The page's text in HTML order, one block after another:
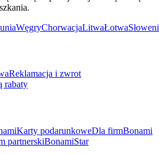
WęgryChorwacjaLitwaŁotwa
Reklamacja i zwrot
rabaty
Karty podarunkoweDla firmBonami
partnerskiBonamiStar